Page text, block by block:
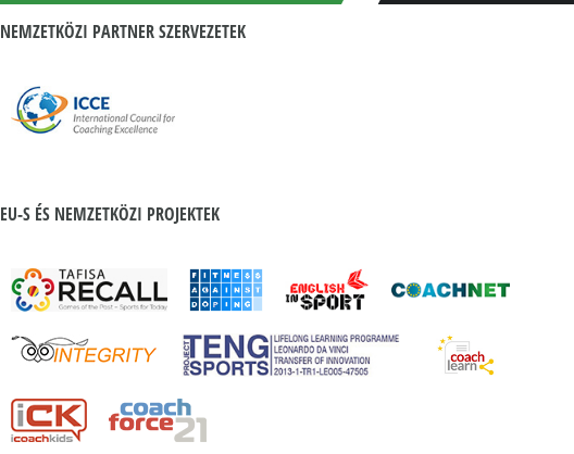
NEMZETKÖZI PARTNER SZERVEZETEK
EU-S ÉS NEMZETKÖZI PROJEKTEK